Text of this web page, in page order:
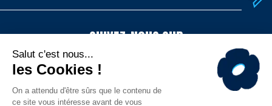
SUIVEZ-NOUS SUR